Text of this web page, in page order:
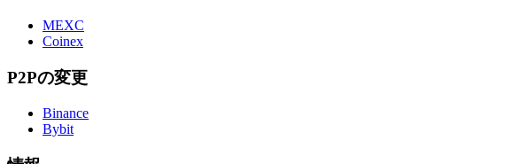
MEXC
Coinex
P2Pの変更
Binance
Bybit